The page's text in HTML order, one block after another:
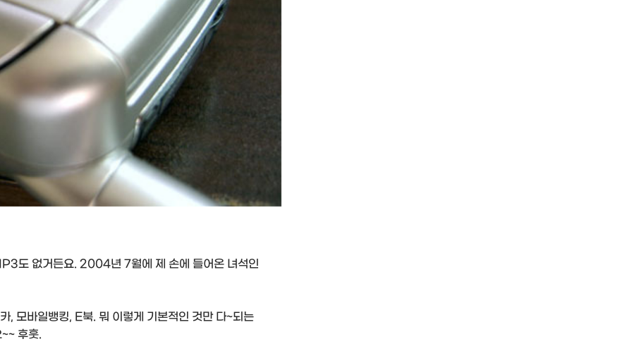
도 없거든요. 2004년 7월에 제 손에 들어온 녀석인
, 모바일뱅킹, E북. 뭐 이렇게 기본적인 것만 다~되는
후훗.